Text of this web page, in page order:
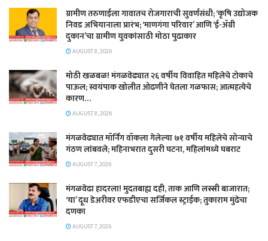
​ग्रामीण तरुणाईला गावातच रोजगाराची सुवर्णसंधी; ‘कृषि उद्योजक
निवड अभियानाला प्रारंभ; ‘माणगंगा परिवार’ आणि ‘ई-ॲग्री
दुकान’चा ग्रामीण युवकांसाठी मोठा पुढाकार
AUGUST 8, 2026
मोठी खळबळ! मंगळवेढ्यात २६ वर्षीय विवाहित महिलेचे टोकाचे
पाऊल; स्वयंपाक खोलीत ओढणीने घेतला गळफास; आत्महत्येचे
कारण…
AUGUST 8, 2026
मंगळवेढ्यात मॉर्निंग वॉकला गेलेल्या ७१ वर्षीय महिलेचे सोन्याचे
गंठण लांबवले; महिनाभरात दुसरी घटना, महिलांमध्ये घबराट
AUGUST 7, 2026
​मंगळवेढा हादरला! मुदतबाह्य दही, ताक आणि लस्सी बाजारात;
‘या’ दूध डेअरीवर एफडीएचा सर्जिकल स्ट्राईक; ​तुकाराम मुंढेचा
दणका
AUGUST 7, 2026